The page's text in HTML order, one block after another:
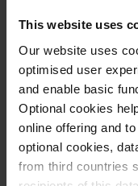
This website uses
Our website uses
optimised user
and enable basic
Optional cookies
online offering and
optional cookies,
from third countries
¿CÓMO